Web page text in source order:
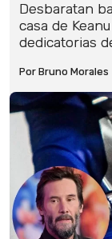
Desbaratan
casa de
dedicatorias
Por Bruno Morales